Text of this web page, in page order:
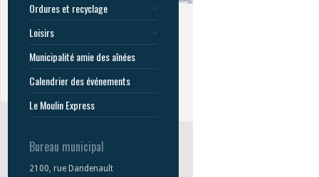
Ordures et recyclage
Loisirs
Municipalité amie des aînées
Calendrier des événements
Le Moulin Express
Bureau municipal
2100, rue Dandenault